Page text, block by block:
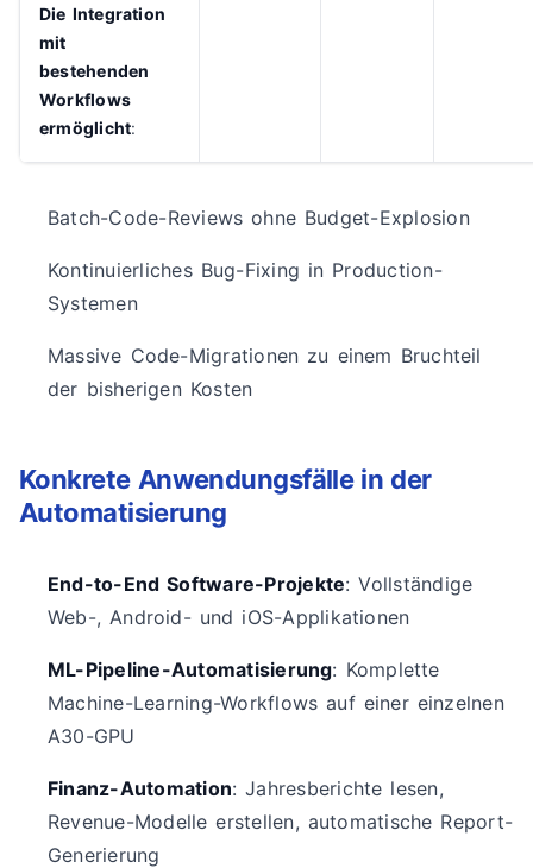
Die Integration
mit
bestehenden
Workflows
ermöglicht:
Batch-Code-Reviews ohne Budget-Explosion
Kontinuierliches Bug-Fixing in Production-
Systemen
Massive Code-Migrationen zu einem Bruchteil
der bisherigen Kosten
Konkrete Anwendungsfälle in der
Automatisierung
End-to-End Software-Projekte: Vollständige
Web-, Android- und iOS-Applikationen
ML-Pipeline-Automatisierung: Komplette
Machine-Learning-Workflows auf einer einzelnen
A30-GPU
Finanz-Automation: Jahresberichte lesen,
Revenue-Modelle erstellen, automatische Report-
Generierung